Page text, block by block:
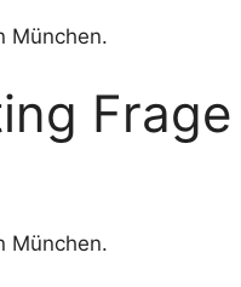
München.
München.